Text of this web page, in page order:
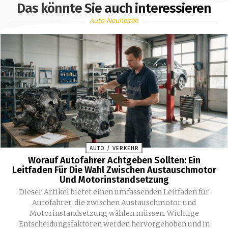
Das könnte Sie auch interessieren
Auto-Neuheiten
AUTO / VERKEHR
Worauf Autofahrer Achtgeben Sollten: Ein
Leitfaden Für Die Wahl Zwischen Austauschmotor
Und Motorinstandsetzung
Dieser Artikel bietet einen umfassenden Leitfaden für
Autofahrer, die zwischen Austauschmotor und
Motorinstandsetzung wählen müssen. Wichtige
Entscheidungsfaktoren werden hervorgehoben und in